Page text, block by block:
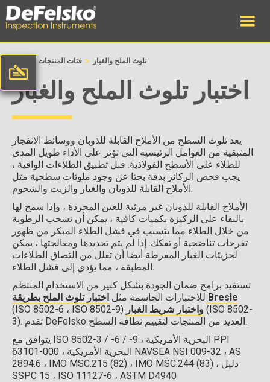
فئات المنتجات > تلوث الملح والغبار
اختبار تلوث الملح والغبار
يعد تلوث السطح من الأملاح القابلة للذوبان ووسائط الانفجار
المتبقية من العوامل الرئيسية التي تؤثر على الأداء طويل المدى
للطلاء على الأسطح الفولاذية. قبل تطبيق الطلاءات الواقية ،
يجب فحص الركائز بدقة بحثا عن وجود ملوثات سطحية مثل
الأملاح القابلة للذوبان والغبار والزيت والشحوم.
الأملاح القابلة للذوبان غير مرئية للعين المجردة ، وإذا سمح لها
بالبقاء على الركيزة بكميات كافية ، يمكن أن تسحب الرطوبة
من خلال الطلاء مما يتسبب في فشل الطلاء المبكر من ظهور
تقرحات تناضحية أو تفكك. إذا لم يتم تحديدها ومعالجتها ، يمكن
لجزيئات الغبار المفرطة أيضا أن تقلل من التصاق الطلاءات
المطبقة ، مما يؤدي إلى فشل الطلاء.
تستفيد برامج ضمان الجودة بشكل كبير من الاستخدام المنتظم
للاختبارات الحاسمة مثل اختبار تلوث الملح بطريقة Bresle
(ISO 8502-6 ، ISO 8502-9) واختبار شريط الغبار (ISO 8502-
3). تقدم DeFelsko العديد من المنتجات لتقييم نظافة السطح.
يتوافق مع ISO 8502-3 / -6 / -9 ، البحرية الأمريكية PPI
63101-000 ، البحرية الأمريكية NAVSEA NSI 009-32 ، AS
2894.6 ، IMO MSC.215 (82) ، IMO MSC.244 (83) ، دليل
SSPC 15 ، ISO 11127-6 ، ASTM D4940